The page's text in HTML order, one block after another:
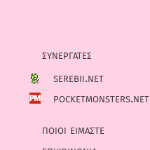
συνεργατες
serebii.net
pocketmonsters.net
ποιοι ειμαστε